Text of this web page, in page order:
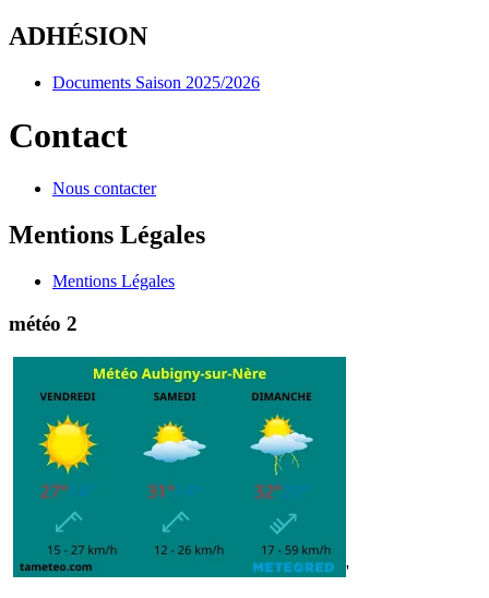
ADHÉSION
Documents Saison 2025/2026
Contact
Nous contacter
Mentions Légales
Mentions Légales
météo 2
'